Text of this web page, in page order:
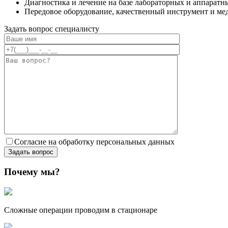
Диагностика и лечение на базе лабораторных и
Передовое оборудование, качественный инструмент и
Задать вопрос специалисту
Согласие на обработку персональных данных
Почему мы?
Сложные операции проводим в стационаре